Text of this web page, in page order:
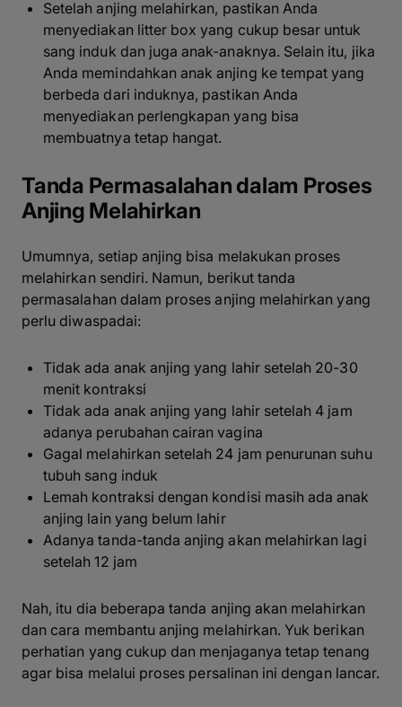
Setelah anjing melahirkan, pastikan Anda
menyediakan litter box yang cukup besar untuk
sang induk dan juga anak-anaknya. Selain itu, jika
Anda memindahkan anak anjing ke tempat yang
berbeda dari induknya, pastikan Anda
menyediakan perlengkapan yang bisa
membuatnya tetap hangat.
Tanda Permasalahan dalam Proses
Anjing Melahirkan
Umumnya, setiap anjing bisa melakukan proses
melahirkan sendiri. Namun, berikut tanda
permasalahan dalam proses anjing melahirkan yang
perlu diwaspadai:
Tidak ada anak anjing yang lahir setelah 20-30
menit kontraksi
Tidak ada anak anjing yang lahir setelah 4 jam
adanya perubahan cairan vagina
Gagal melahirkan setelah 24 jam penurunan suhu
tubuh sang induk
Lemah kontraksi dengan kondisi masih ada anak
anjing lain yang belum lahir
Adanya tanda-tanda anjing akan melahirkan lagi
setelah 12 jam
Nah, itu dia beberapa tanda anjing akan melahirkan
dan cara membantu anjing melahirkan. Yuk berikan
perhatian yang cukup dan menjaganya tetap tenang
agar bisa melalui proses persalinan ini dengan lancar.